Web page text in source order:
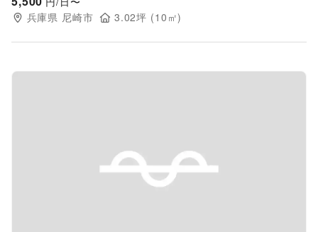
兵庫県 尼崎市 3.02坪 (10 ㎡)
Previous slide